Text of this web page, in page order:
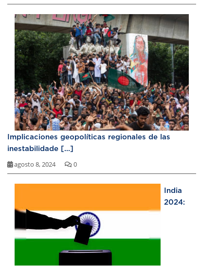
Implicaciones geopolíticas regionales de las
inestabilidade [...]
agosto 8, 2024 0
India
2024: